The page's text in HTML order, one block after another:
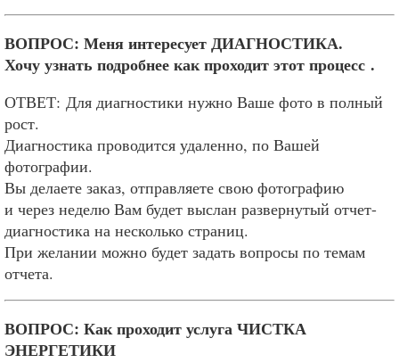
ВОПРОС: Меня интересует ДИАГНОСТИКА.
Хочу узнать подробнее как проходит этот процесс .
ОТВЕТ: Для диагностики нужно Ваше фото в полный
рост.
Диагностика проводится удаленно, по Вашей
фотографии.
Вы делаете заказ, отправляете свою фотографию
и через неделю Вам будет выслан развернутый отчет-
диагностика на несколько страниц.
При желании можно будет задать вопросы по темам
отчета.
ВОПРОС: Как проходит услуга ЧИСТКА
ЭНЕРГЕТИКИ